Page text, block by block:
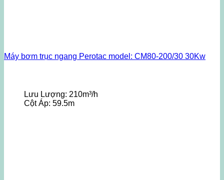
Máy bơm trục ngang Perotac model: CM80-200/30 30Kw
Lưu Lượng: 210m³/h
Cột Áp: 59.5m